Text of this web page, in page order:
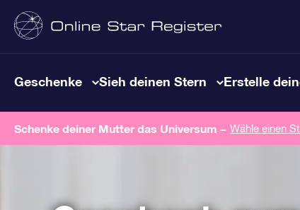
Geschenke Sieh deinen Stern Erstelle
Schenke deiner Mutter das Universum – Wähle einen